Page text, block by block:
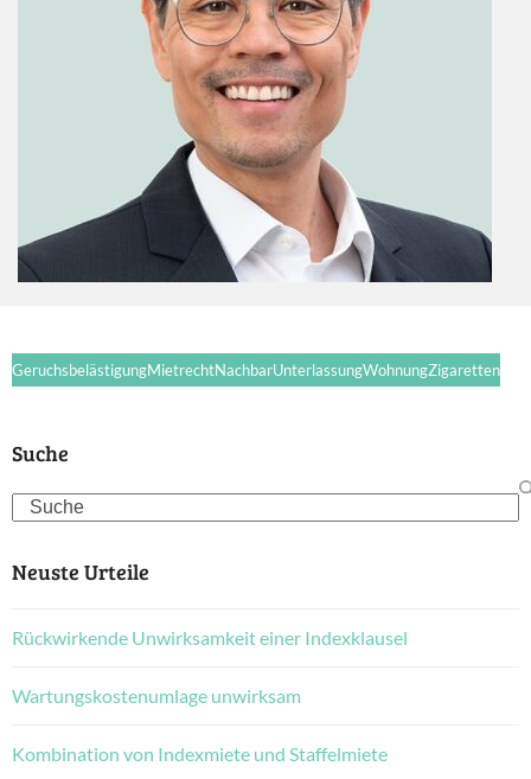
GeruchsbelästigungMietrechtNachbarUnterlassungWohnungZigaretten
Suche
Search
Neuste Urteile
Rückwirkende Unwirksamkeit einer Indexklausel
Wartungskostenumlage unwirksam
Kombination von Indexmiete und Staffelmiete